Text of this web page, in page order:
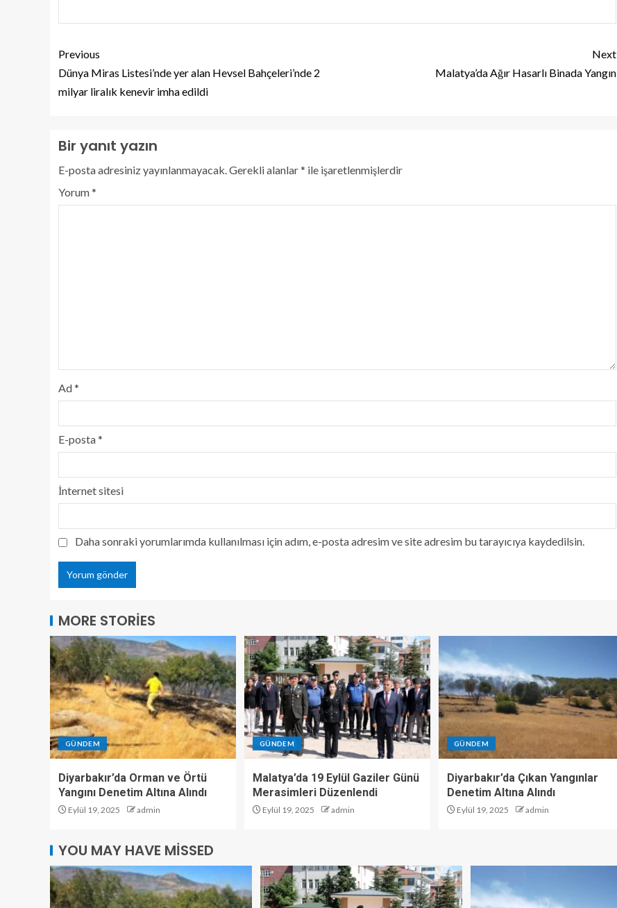
Previous
Dünya Miras Listesi’nde yer alan Hevsel Bahçeleri’nde 2
milyar liralık kenevir imha edildi
Next
Malatya’da Ağır Hasarlı Binada Yangın
Bir yanıt yazın
E-posta adresiniz yayınlanmayacak.Gerekli alanlar* ile işaretlenmişlerdir
Yorum*
Ad*
E-posta*
İnternet sitesi
Daha sonraki yorumlarımda kullanılması için adım, e-posta adresim ve site adresim bu tarayıcıya kaydedilsin.
MORE STORIES
GÜNDEM
Diyarbakır’da Orman ve Örtü
Yangını Denetim Altına Alındı
Eylül 19, 2025 admin
GÜNDEM
Malatya’da 19 Eylül Gaziler Günü
Merasimleri Düzenlendi
Eylül 19, 2025 admin
GÜNDEM
Diyarbakır’da Çıkan Yangınlar
Denetim Altına Alındı
Eylül 19, 2025 admin
YOU MAY HAVE MISSED